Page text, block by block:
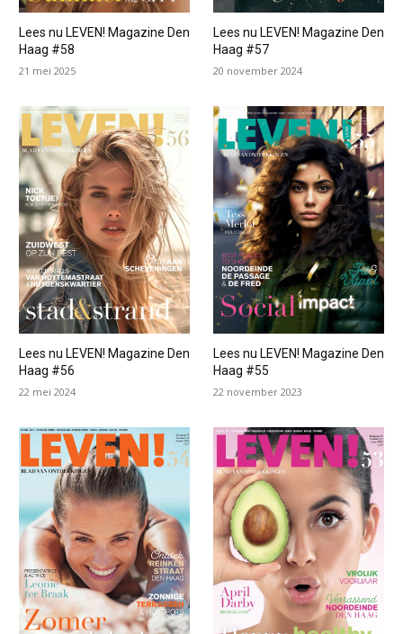
Lees nu LEVEN! Magazine Den
Haag #58
21 mei 2025
Lees nu LEVEN! Magazine Den
Haag #57
20 november 2024
Lees nu LEVEN! Magazine Den
Haag #56
22 mei 2024
Lees nu LEVEN! Magazine Den
Haag #55
22 november 2023